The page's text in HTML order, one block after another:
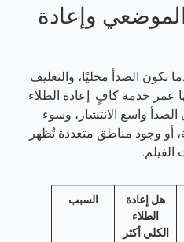
وإعادة
تكون الصدأ محليًا، والتغليف
عمر خدمة كافٍ. إعادة الطلاء
واسع الانتشار، وسوء
أو وجود مناطق متعددة تُظهر
هل إعادة
الطلاء
الكلي أكثر
السبب